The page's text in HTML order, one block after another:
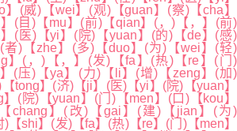
(威)【wei】(观)【guan】(察)【cha】
(目)【mu】(前)【qian】(，)【，】(前)
】(医)【yi】(院)【yuan】(的)【de】(感)
(者)【zhe】(多)【duo】(为)【wei】(轻)
】(，)【，】(发)【fa】(热)【re】(门)
】(压)【ya】(力)【li】(增)【zeng】(加)
tong】(济)【ji】(医)【yi】(院)【yuan】
(院)【yuan】(门)【men】(口)【kou】
chang】(改)【gai】(建)【jian】(为)
)【shi】(发)【fa】(热)【re】(门)【men】